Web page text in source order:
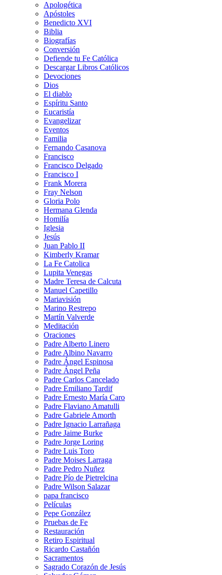
Apologética
Apóstoles
Benedicto XVI
Biblia
Biografías
Conversión
Defiende tu Fe Católica
Descargar Libros Católicos
Devociones
Dios
El diablo
Espíritu Santo
Eucaristía
Evangelizar
Eventos
Familia
Fernando Casanova
Francisco
Francisco Delgado
Francisco I
Frank Morera
Fray Nelson
Gloria Polo
Hermana Glenda
Homilía
Iglesia
Jesús
Juan Pablo II
Kimberly Kramar
La Fe Catolica
Lupita Venegas
Madre Teresa de Calcuta
Manuel Capetillo
Mariavisión
Marino Restrepo
Martín Valverde
Meditación
Oraciones
Padre Alberto Linero
Padre Albino Navarro
Padre Ángel Espinosa
Padre Ángel Peña
Padre Carlos Cancelado
Padre Emiliano Tardif
Padre Ernesto María Caro
Padre Flaviano Amatulli
Padre Gabriele Amorth
Padre Ignacio Larrañaga
Padre Jaime Burke
Padre Jorge Loring
Padre Luis Toro
Padre Moises Larraga
Padre Pedro Nuñez
Padre Pío de Pietrelcina
Padre Wilson Salazar
papa francisco
Películas
Pepe González
Pruebas de Fe
Restauración
Retiro Espiritual
Ricardo Castañón
Sacramentos
Sagrado Corazón de Jesús